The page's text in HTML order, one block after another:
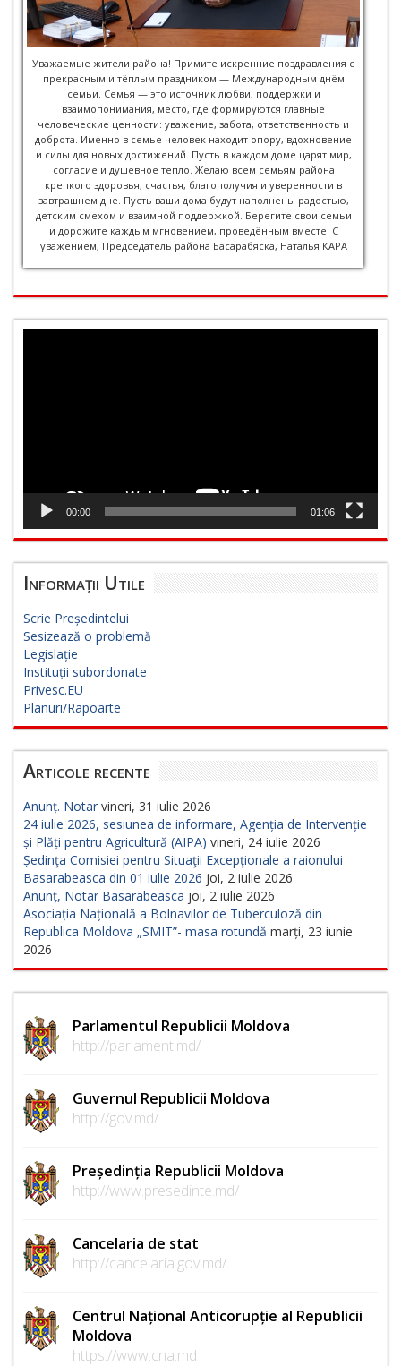
Уважаемые жители района! Примите искренние поздравления с
прекрасным и тёплым праздником — Международным днём
семьи. Семья — это источник любви, поддержки и
взаимопонимания, место, где формируются главные
человеческие ценности: уважение, забота, ответственность и
доброта. Именно в семье человек находит опору, вдохновение
и силы для новых достижений. Пусть в каждом доме царят мир,
согласие и душевное тепло. Желаю всем семьям района
крепкого здоровья, счастья, благополучия и уверенности в
завтрашнем дне. Пусть ваши дома будут наполнены радостью,
детским смехом и взаимной поддержкой. Берегите свои семьи
и дорожите каждым мгновением, проведённым вместе. С
уважением, Председатель района Басарабяска, Наталья КАРА
00:00 01:06
Informații Utile
Scrie Președintelui
Sesizează o problemă
Legislație
Instituții subordonate
Privesc.EU
Planuri/Rapoarte
Articole recente
Anunț. Notar vineri, 31 iulie 2026
24 iulie 2026, sesiunea de informare, Agenția de Intervenție
și Plăți pentru Agricultură (AIPA) vineri, 24 iulie 2026
Ședinţa Comisiei pentru Situaţii Excepţionale a raionului
Basarabeasca din 01 iulie 2026 joi, 2 iulie 2026
Anunț, Notar Basarabeasca joi, 2 iulie 2026
Asociația Națională a Bolnavilor de Tuberculoză din
Republica Moldova „SMIT”- masa rotundă marți, 23 iunie
2026
Parlamentul Republicii Moldova
http://parlament.md/
Guvernul Republicii Moldova
http://gov.md/
Președinția Republicii Moldova
http://www.presedinte.md/
Cancelaria de stat
http://cancelaria.gov.md/
Centrul Național Anticorupție al Republicii
Moldova
https://www.cna.md